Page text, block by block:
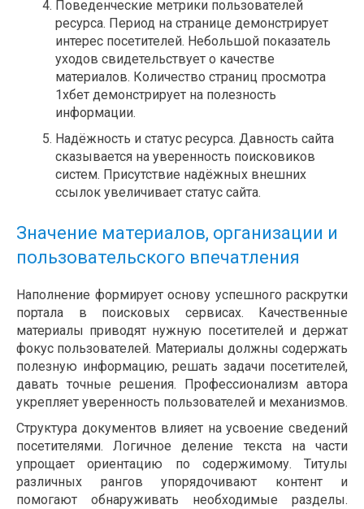
Поведенческие метрики пользователей
ресурса. Период на странице демонстрирует
интерес посетителей. Небольшой показатель
уходов свидетельствует о качестве
материалов. Количество страниц просмотра
1хбет демонстрирует на полезность
информации.
Надёжность и статус ресурса. Давность сайта
сказывается на уверенность поисковиков
систем. Присутствие надёжных внешних
ссылок увеличивает статус сайта.
Значение материалов, организации и
пользовательского впечатления
Наполнение формирует основу успешного раскрутки
портала в поисковых сервисах. Качественные
материалы приводят нужную посетителей и держат
фокус пользователей. Материалы должны содержать
полезную информацию, решать задачи посетителей,
давать точные решения. Профессионализм автора
укрепляет уверенность пользователей и механизмов.
Структура документов влияет на усвоение сведений
посетителями. Логичное деление текста на части
упрощает ориентацию по содержимому. Титулы
различных рангов упорядочивают контент и
помогают обнаруживать необходимые разделы.